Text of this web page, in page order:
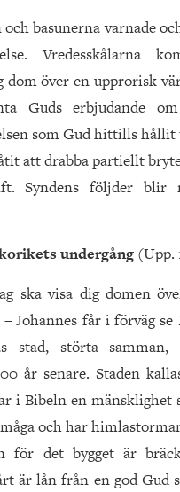
och basunerna varnade
Vredesskålarna
dom över en upprorisk
Guds erbjudande
som Gud hittills
att drabba partiellt
Syndens följder
undergång (Upp.
ska visa dig domen
– Johannes får i förväg se
stad, störta samman,
år senare. Staden
i Bibeln en mänsklighet
och har
för det bygget är
är lån från en god Gud